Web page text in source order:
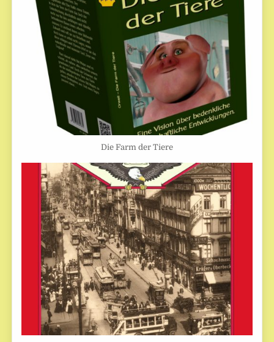
Die Farm der Tiere